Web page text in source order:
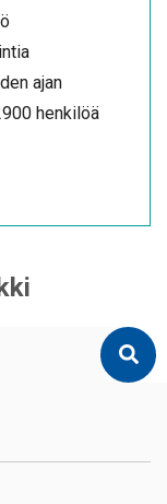
ajan
henkilöä